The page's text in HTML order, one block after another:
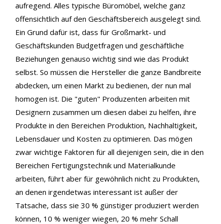
aufregend. Alles typische Büromöbel, welche ganz
offensichtlich auf den Geschäftsbereich ausgelegt sind.
Ein Grund dafür ist, dass für Großmarkt- und
Geschäftskunden Budgetfragen und geschäftliche
Beziehungen genauso wichtig sind wie das Produkt
selbst. So müssen die Hersteller die ganze Bandbreite
abdecken, um einen Markt zu bedienen, der nun mal
homogen ist. Die "guten" Produzenten arbeiten mit
Designern zusammen um diesen dabei zu helfen, ihre
Produkte in den Bereichen Produktion, Nachhaltigkeit,
Lebensdauer und Kosten zu optimieren. Das mögen
zwar wichtige Faktoren für all diejenigen sein, die in den
Bereichen Fertigungstechnik und Materialkunde
arbeiten, führt aber für gewöhnlich nicht zu Produkten,
an denen irgendetwas interessant ist außer der
Tatsache, dass sie 30 % günstiger produziert werden
können, 10 % weniger wiegen, 20 % mehr Schall